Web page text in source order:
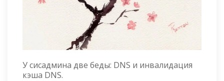
У сисадмина две беды: DNS и инвалидация
кэша DNS.